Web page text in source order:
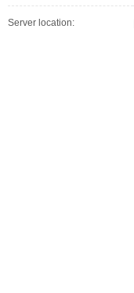
Server location: